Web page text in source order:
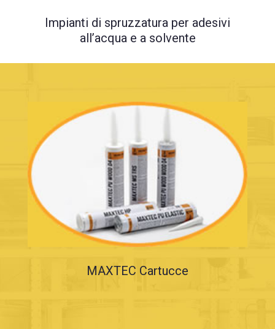
Impianti di spruzzatura per adesivi
all’acqua e a solvente
MAXTEC Cartucce